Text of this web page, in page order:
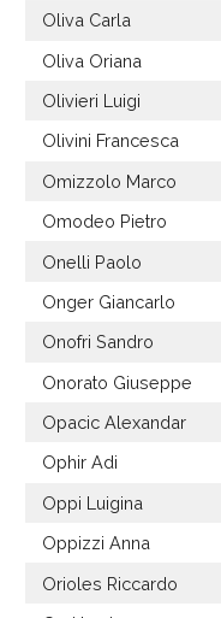
Oliva Carla
Oliva Oriana
Olivieri Luigi
Olivini Francesca
Omizzolo Marco
Omodeo Pietro
Onelli Paolo
Onger Giancarlo
Onofri Sandro
Onorato Giuseppe
Opacic Alexandar
Ophir Adi
Oppi Luigina
Oppizzi Anna
Orioles Riccardo